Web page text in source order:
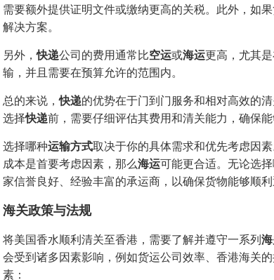
需要额外提供证明文件或缴纳更高的关税。此外，如
解决方案。
另外，快递公司的费用通常比空运或海运更高，尤其
输，并且需要在预算允许的范围内。
总的来说，快递的优势在于门到门服务和相对高效的
选择快递前，需要仔细评估其费用和清关能力，确保能
选择哪种运输方式取决于你的具体需求和优先考虑因
成本是首要考虑因素，那么海运可能更合适。无论选
家信誉良好、经验丰富的承运商，以确保货物能够顺利
海关政策与法规
将美国香水顺利清关至香港，需要了解并遵守一系列
会受到诸多因素影响，例如货运公司效率、香港海关
素：